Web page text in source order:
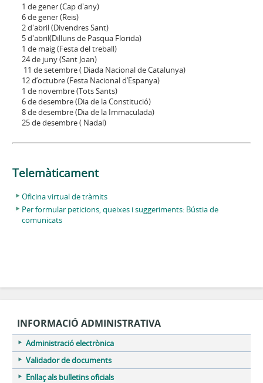
INFORMACIÓ ADMINISTRATIVA
Administració electrònica
Validador de documents
Enllaç als bulletins oficials
1 de gener (Cap d'any)
6 de gener (Reis)
2 d'abril (Divendres Sant)
5 d'abril(Dilluns de Pasqua Florida)
1 de maig (Festa del treball)
24 de juny (Sant Joan)
11 de setembre ( Diada Nacional de Catalunya)
12 d’octubre (Festa Nacional d’Espanya)
1 de novembre (Tots Sants)
6 de desembre (Dia de la Constitució)
8 de desembre (Dia de la Immaculada)
25 de desembre ( Nadal)
Telemàticament
Oficina virtual de tràmits
Per formular peticions, queixes i suggeriments: Bústia de
comunicats